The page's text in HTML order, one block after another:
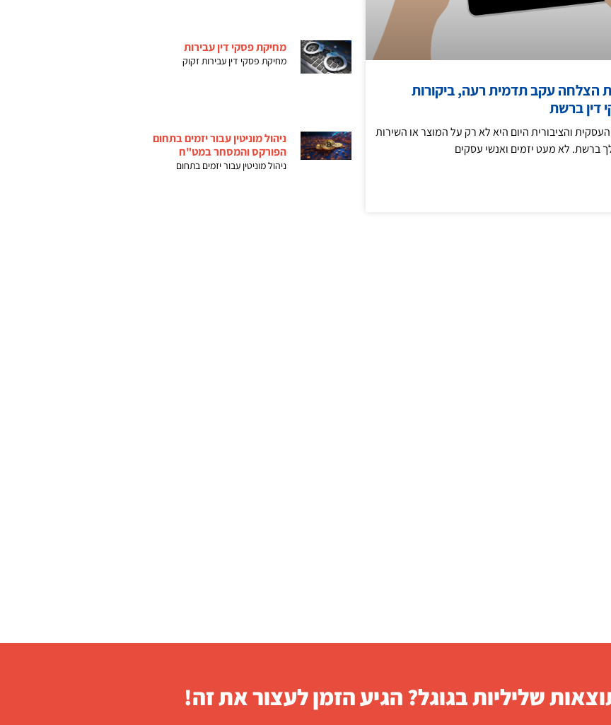
הצלחה עקב תדמית רעה, ביקורות
דין ברשת
והציבורית היום היא לא רק על המוצר או השירות
ברשת. לא מעט יזמים ואנשי עסקים
מחיקת פסקי דין עבירות
מחיקת פסקי דין עבירות זקוק
ניהול מוניטין עבור יזמים בתחום
הפורקס והמסחר במט"ח
ניהול מוניטין עבור יזמים בתחום
שליליות בגוגל? הגיע הזמן לעצור את זה!